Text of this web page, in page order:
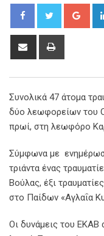
Share
Συνολικά 47 άτομα
δύο λεωφορείων του
πρωί, στη λεωφόρο
Σύμφωνα με
τριάντα ένας
Βούλας, έξι
στο Παίδων «Αγλαΐα
Οι δυνάμεις του ΕΚΑΒ